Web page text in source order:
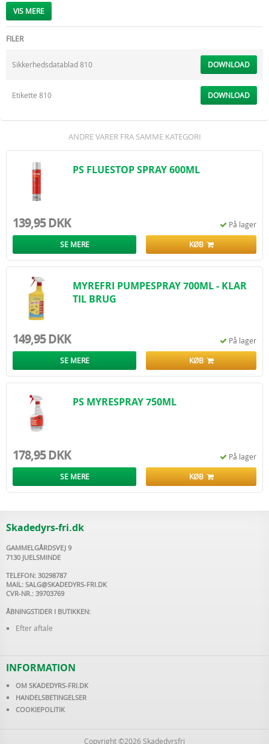
det nemt at behandle præcis de områder, hvor myrerne opholder sig eller
trænger ind. Ryst flasken grundigt før brug, og sprøjt derefter direkte på de
udsatte steder.
Emballage:
VIS MERE
FILER
Sikkerhedsdatablad 810 DOWNLOAD
Etikette 810 DOWNLOAD
ANDRE VARER FRA SAMME KATEGORI
PS FLUESTOP SPRAY 600ML
139,95 DKK På lager
SE MERE KØB
MYREFRI PUMPESPRAY 700ML - KLAR
TIL BRUG
149,95 DKK På lager
SE MERE KØB
PS MYRESPRAY 750ML
178,95 DKK På lager
SE MERE KØB
Skadedyrs-fri.dk
GAMMELGÅRDSVEJ 9
7130 JUELSMINDE
TELEFON: 30298787
MAIL: SALG@SKADEDYRS-FRI.DK
CVR-NR.: 39703769
ÅBNINGSTIDER I BUTIKKEN:
Efter aftale
INFORMATION
OM SKADEDYRS-FRI.DK
HANDELSBETINGELSER
COOKIEPOLITIK
Copyright ©2026 Skadedyrsfri